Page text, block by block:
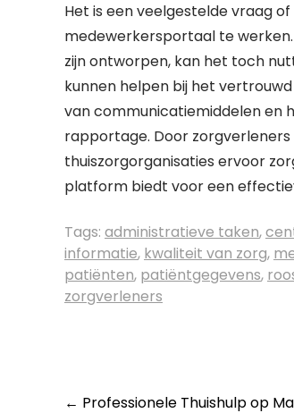
Het is een veelgestelde vraag
medewerkersportaal te
zijn ontworpen, kan het toch
kunnen helpen bij het
van communicatiemiddelen en
rapportage. Door
thuiszorgorganisaties ervoor
platform biedt voor een
Tags: administratieve taken,
informatie, kwaliteit van zorg,
patiënten, patiëntgegevens,
zorgverleners
← Professionele Thuishulp op